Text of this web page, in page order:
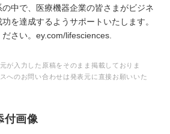
中で、医療機器企業の皆さまがビジネ
を達成するようサポートいたします。
さい。ey.com/lifesciences.
が入力した原稿をそのまま掲載しておりま
へのお問い合わせは発表元に直接お願いいた
付画像